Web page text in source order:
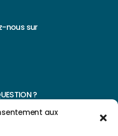
aux
nous sur
?
NOUS